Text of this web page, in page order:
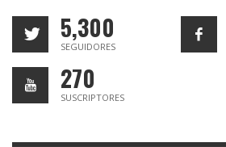
5,300
SEGUIDORES
270
SUSCRIPTORES